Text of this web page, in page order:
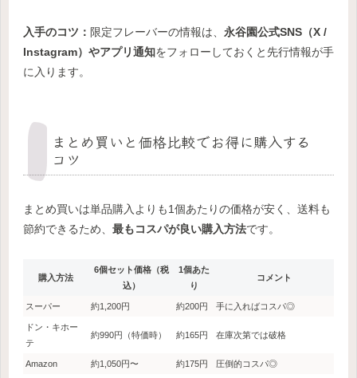
入手のコツ： 限定フレーバーの情報は、 永谷園公式SNS（X /
Instagram）やアプリ通知をフォローしておくと先行情報が手
に入ります。
まとめ買いと価格比較でお得に購入する
コツ
まとめ買いは単品購入よりも1個あたりの価格が安く、送料も
節約できるため、 最もコスパが良い購入方法です。
購入方法
6個セット価格（税
込）
1個あた
り
コメント
スーパー 約1,200円 約200円 手に入ればコスパ◎
ドン・キホー
テ
約990円（特価時） 約165円 在庫次第では破格
Amazon 約1,050円〜 約175円 圧倒的コスパ◎